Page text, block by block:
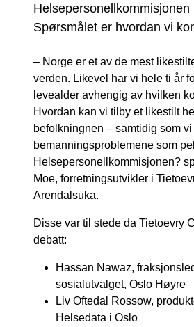
Helsepersonellkommisjonen
Spørsmålet er hvordan vi
– Norge er et av de mest
verden. Likevel har vi hele ti år
levealder avhengig av hvilken
Hvordan kan vi tilby et likestilt
befolkningnen – samtidig som
bemanningsproblemene som
Helsepersonellkommisjonen?
Moe, forretningsutvikler i
Arendalsuka.
Disse var til stede da Tietoevry
debatt:
Hassan Nawaz,
sosialutvalget, Oslo Høyre
Liv Oftedal Rossow,
Helsedata i Oslo